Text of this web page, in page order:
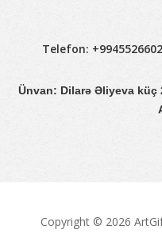
Telefon:
Ünvan: Dilarə Əliyeva küç
Copyright © 2026